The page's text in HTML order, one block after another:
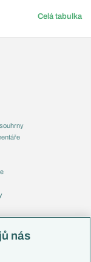
Celá tabulka
nás